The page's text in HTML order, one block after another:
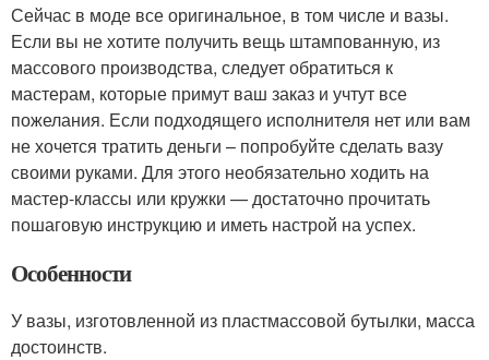
Сейчас в моде все оригинальное, в том числе и вазы.
Если вы не хотите получить вещь штампованную, из
массового производства, следует обратиться к
мастерам, которые примут ваш заказ и учтут все
пожелания. Если подходящего исполнителя нет или вам
не хочется тратить деньги – попробуйте сделать вазу
своими руками. Для этого необязательно ходить на
мастер-классы или кружки — достаточно прочитать
пошаговую инструкцию и иметь настрой на успех.
Особенности
У вазы, изготовленной из пластмассовой бутылки, масса
достоинств.